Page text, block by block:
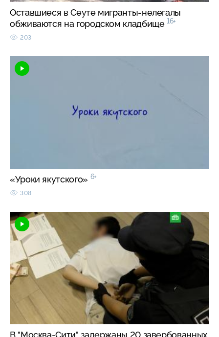
Оставшиеся в Сеуте мигранты-нелегалы
обживаются на городском кладбище 16+
203
«Уроки якутского» 6+
308
В "Москва-Сити" задержаны 20 завербованных